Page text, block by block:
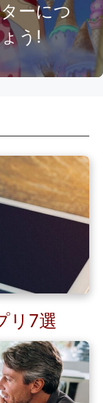
ーにつ
う!
リ7選